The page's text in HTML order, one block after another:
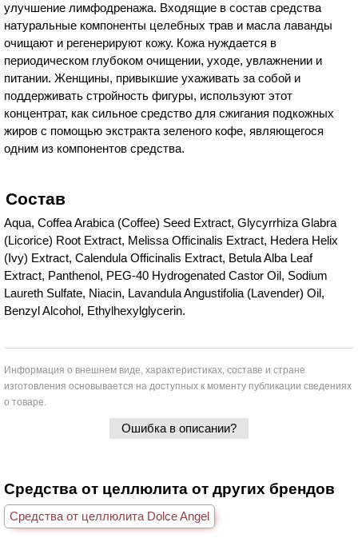
улучшение лимфодренажа. Входящие в состав средства
натуральные компоненты целебных трав и масла лаванды
очищают и регенерируют кожу. Кожа нуждается в
периодическом глубоком очищении, уходе, увлажнении и
питании. Женщины, привыкшие ухаживать за собой и
поддерживать стройность фигуры, используют этот
концентрат, как сильное средство для сжигания подкожных
жиров с помощью экстракта зеленого кофе, являющегося
одним из компонентов средства.
Состав
Aqua, Coffea Arabica (Coffee) Seed Extract, Glycyrrhiza Glabra
(Licorice) Root Extract, Melissa Officinalis Extract, Hedera Helix
(Ivy) Extract, Calendula Officinalis Extract, Betula Alba Leaf
Extract, Panthenol, PEG-40 Hydrogenated Castor Oil, Sodium
Laureth Sulfate, Niacin, Lavandula Angustifolia (Lavender) Oil,
Benzyl Alcohol, Ethylhexylglycerin.
Информация о внешнем виде, характеристиках, составе и стране
изготовления основывается на доступных к моменту публикации сведениях
о товаре.
Ошибка в описании?
Средства от целлюлита от других брендов
Средства от целлюлита Dolce Angel